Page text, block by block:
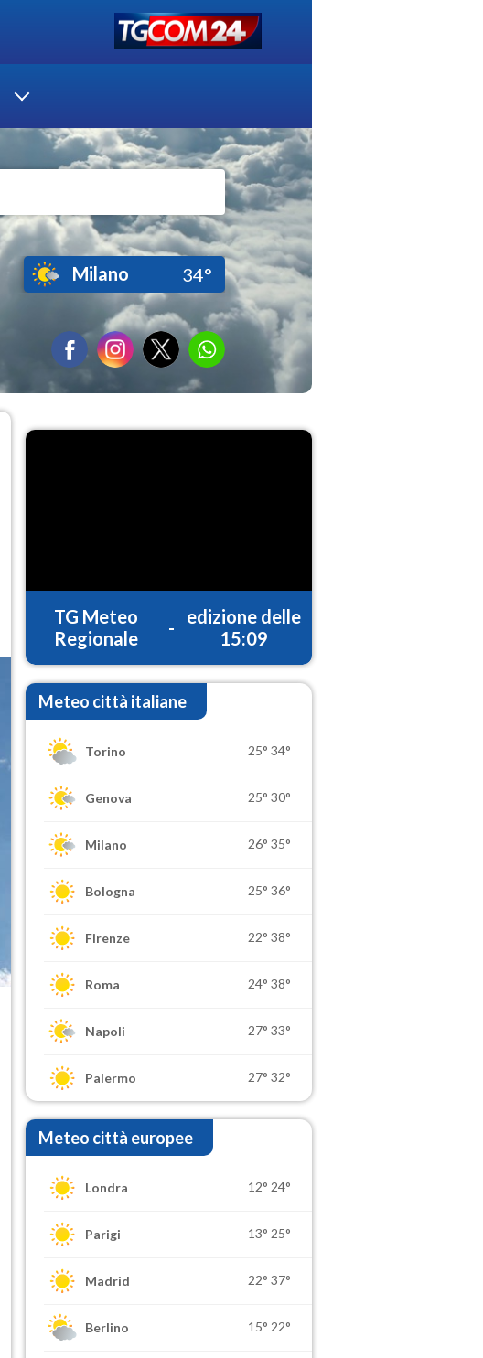
Milano 34°
TG Meteo
Regionale
-
edizione delle
15:09
Meteo città italiane
Torino 25° 34°
Genova 25° 30°
Milano 26° 35°
Bologna 25° 36°
Firenze 22° 38°
Roma 24° 38°
Napoli 27° 33°
Palermo 27° 32°
Meteo città europee
Londra 12° 24°
Parigi 13° 25°
Madrid 22° 37°
Berlino 15° 22°